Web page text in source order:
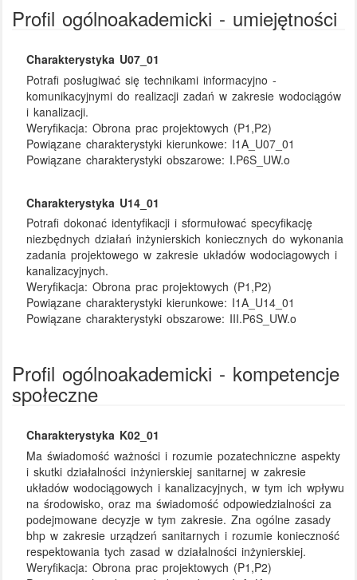
Profil ogólnoakademicki - umiejętności
Charakterystyka U07_01
Potrafi posługiwać się technikami informacyjno -
komunikacyjnymi do realizacji zadań w zakresie wodociągów
i kanalizacji.
Weryfikacja:Obrona prac projektowych (P1,P2)
Powiązane charakterystyki kierunkowe: I1A_U07_01
Powiązane charakterystyki obszarowe: I.P6S_UW.o
Charakterystyka U14_01
Potrafi dokonać identyfikacji i sformułować specyfikację
niezbędnych działań inżynierskich koniecznych do wykonania
zadania projektowego w zakresie układów wodociagowych i
kanalizacyjnych.
Weryfikacja:Obrona prac projektowych (P1,P2)
Powiązane charakterystyki kierunkowe: I1A_U14_01
Powiązane charakterystyki obszarowe: III.P6S_UW.o
Profil ogólnoakademicki - kompetencje
społeczne
Charakterystyka K02_01
Ma świadomość ważności i rozumie pozatechniczne aspekty
i skutki działalności inżynierskiej sanitarnej w zakresie
układów wodociągowych i kanalizacyjnych, w tym ich wpływu
na środowisko, oraz ma świadomość odpowiedzialności za
podejmowane decyzje w tym zakresie. Zna ogólne zasady
bhp w zakresie urządzeń sanitarnych i rozumie konieczność
respektowania tych zasad w działalności inżynierskiej.
Weryfikacja:Obrona prac projektowych (P1,P2)